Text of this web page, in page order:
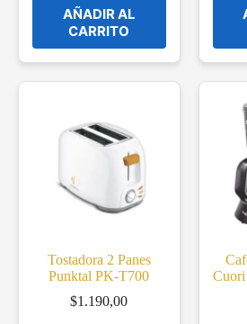
AÑADIR AL
CARRITO
Tostadora 2 Panes
Punktal PK-T700
$1.190,00